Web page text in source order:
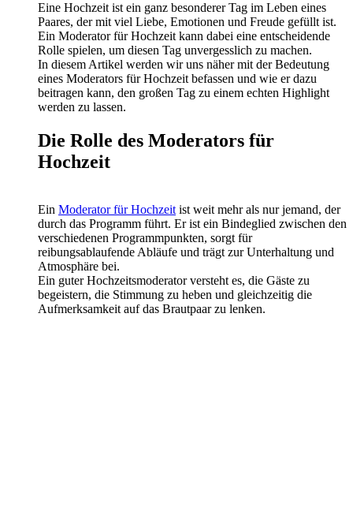
Eine Hochzeit ist ein ganz besonderer Tag im Leben eines
Paares, der mit viel Liebe, Emotionen und Freude gefüllt ist.
Ein Moderator für Hochzeit kann dabei eine entscheidende
Rolle spielen, um diesen Tag unvergesslich zu machen.
In diesem Artikel werden wir uns näher mit der Bedeutung
eines Moderators für Hochzeit befassen und wie er dazu
beitragen kann, den großen Tag zu einem echten Highlight
werden zu lassen.
Die Rolle des Moderators für
Hochzeit
Ein Moderator für Hochzeit ist weit mehr als nur jemand, der
durch das Programm führt. Er ist ein Bindeglied zwischen den
verschiedenen Programmpunkten, sorgt für
reibungsablaufende Abläufe und trägt zur Unterhaltung und
Atmosphäre bei.
Ein guter Hochzeitsmoderator versteht es, die Gäste zu
begeistern, die Stimmung zu heben und gleichzeitig die
Aufmerksamkeit auf das Brautpaar zu lenken.